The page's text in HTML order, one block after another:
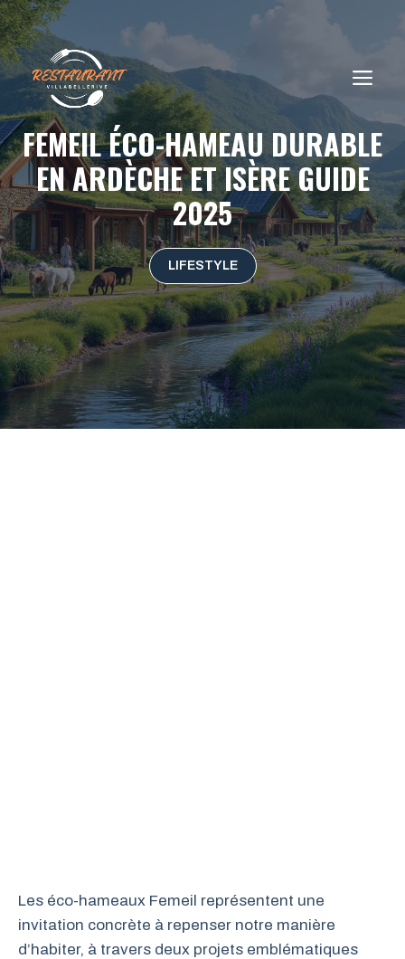
Aller
au
contenu
FEMEIL ÉCO-HAMEAU DURABLE
EN ARDÈCHE ET ISÈRE GUIDE
2025
LIFESTYLE
Les éco-hameaux Femeil représentent une
invitation concrète à repenser notre manière
d’habiter, à travers deux projets emblématiques